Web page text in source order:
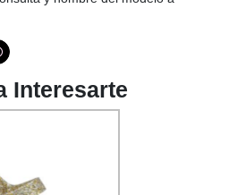
Interesarte